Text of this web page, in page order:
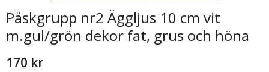
Påskgrupp nr2 Äggljus 10 cm vit
m.gul/grön dekor fat, grus och höna
170 kr